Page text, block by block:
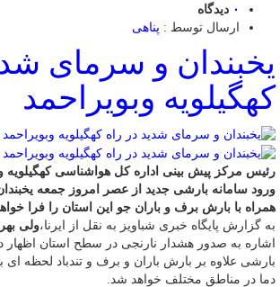
۰ دیدگاه
ارسال توسط : پناهی
یخبندان و سرمای
کهگیلویه وبویراحمد
رئیس مرکز پیش بینی اداره کل هواشناسی کهگیلویه
ورود سامانه بارشی جدید از عصر امروز جمعه
همراه با بارش برف و باران جو این استان را فرا
به گزارش پایگاه خبری شباویز به نقل از ایرنا،ولی
اشاره به صدور هشدار نارنجی در سطح استان اظهار
بارشی علاوه بر بارش باران و برف و تندباد
دما در مناطق مختلف خواهد شد.